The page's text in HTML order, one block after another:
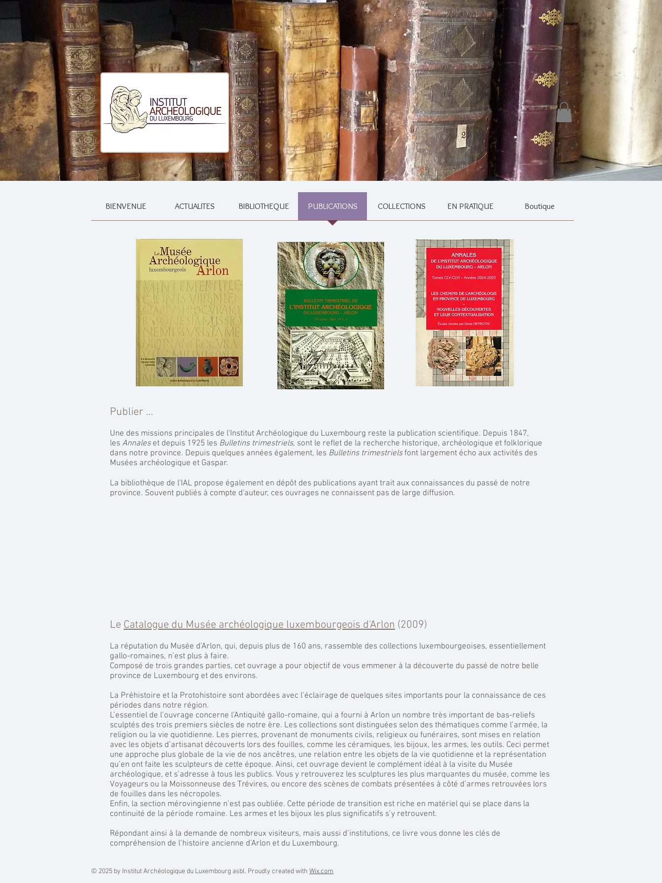
BIENVENUE ACTUALITES BIBLIOTHEQUE PUBLICATIONS COLLECTIONS EN PRATIQUE Boutique
Publier ...
Une des missions principales de l'Institut Archéologique du Luxembourg reste la publication scientifique. Depuis 1847,
les Annales et depuis 1925 les Bulletins trimestriels, sont le reflet de la recherche historique, archéologique et folklorique
dans notre province. Depuis quelques années également, les Bulletins trimestrielsfont largement écho aux activités des
Musées archéologique et Gaspar.
La bibliothèque de l'IAL propose également en dépôt des publications ayant trait aux connaissances du passé de notre
province. Souvent publiés à compte d'auteur, ces ouvrages ne connaissent pas de large diffusion.
Le Catalogue du Musée archéologique luxembourgeois d'Arlon (2009)
La réputation du Musée d’Arlon, qui, depuis plus de 160 ans, rassemble des collections luxembourgeoises, essentiellement
gallo-romaines, n’est plus à faire.
Composé de trois grandes parties, cet ouvrage a pour objectif de vous emmener à la découverte du passé de notre belle
province de Luxembourg et des environs.
La Préhistoire et la Protohistoire sont abordées avec l’éclairage de quelques sites importants pour la connaissance de ces
périodes dans notre région.
L’essentiel de l’ouvrage concerne l’Antiquité gallo-romaine, qui a fourni à Arlon un nombre très important de bas-reliefs
sculptés des trois premiers siècles de notre ère. Les collections sont distinguées selon des thématiques comme l’armée, la
religion ou la vie quotidienne. Les pierres, provenant de monuments civils, religieux ou funéraires, sont mises en relation
avec les objets d’artisanat découverts lors des fouilles, comme les céramiques, les bijoux, les armes, les outils. Ceci permet
une approche plus globale de la vie de nos ancêtres, une relation entre les objets de la vie quotidienne et la représentation
qu’en ont faite les sculpteurs de cette époque. Ainsi, cet ouvrage devient le complément idéal à la visite du Musée
archéologique, et s’adresse à tous les publics. Vous y retrouverez les sculptures les plus marquantes du musée, comme les
Voyageurs ou la Moissonneuse des Trévires, ou encore des scènes de combats présentées à côté d’armes retrouvées lors
de fouilles dans les nécropoles.
Enfin, la section mérovingienne n’est pas oubliée. Cette période de transition est riche en matériel qui se place dans la
continuité de la période romaine. Les armes et les bijoux les plus significatifs s’y retrouvent.
Répondant ainsi à la demande de nombreux visiteurs, mais aussi d’institutions, ce livre vous donne les clés de
compréhension de l’histoire ancienne d’Arlon et du Luxembourg.
© 2025 by Institut Archéologique du Luxembourg asbl. Proudly created with Wix.com